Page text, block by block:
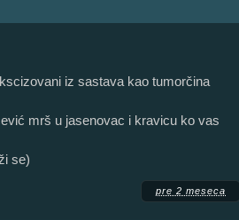
iz sastava kao tumorčina
mrš u jasenovac i kravicu ko vas
se)
pre 2 meseca